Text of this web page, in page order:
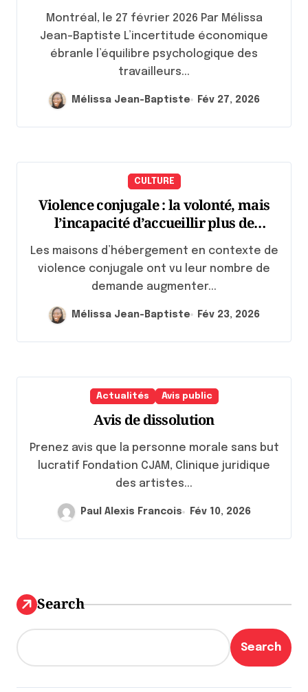
Montréal, le 27 février 2026 Par Mélissa
Jean-Baptiste L’incertitude économique
ébranle l’équilibre psychologique des
travailleurs...
Mélissa Jean-Baptiste Fév 27, 2026
CULTURE
Violence conjugale : la volonté, mais
l’incapacité d’accueillir plus de
Les maisons d’hébergement en contexte de
violence conjugale ont vu leur nombre de
demande augmenter...
Mélissa Jean-Baptiste Fév 23, 2026
Actualités Avis public
Avis de dissolution
Prenez avis que la personne morale sans but
lucratif Fondation CJAM, Clinique juridique
des artistes...
Paul Alexis Francois Fév 10, 2026
Search
Search